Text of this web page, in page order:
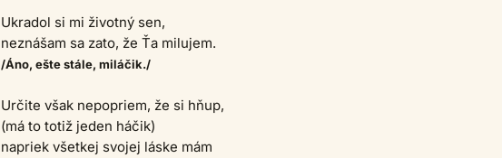
Ukradol si mi životný sen,
neznášam sa zato, že Ťa milujem.
/Áno, ešte stále, miláčik./
Určite však nepopriem, že si hňup,
(má to totiž jeden háčik)
napriek všetkej svojej láske mám